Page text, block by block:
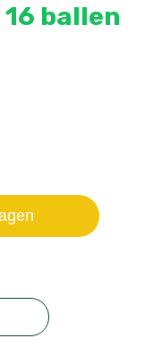
ballen